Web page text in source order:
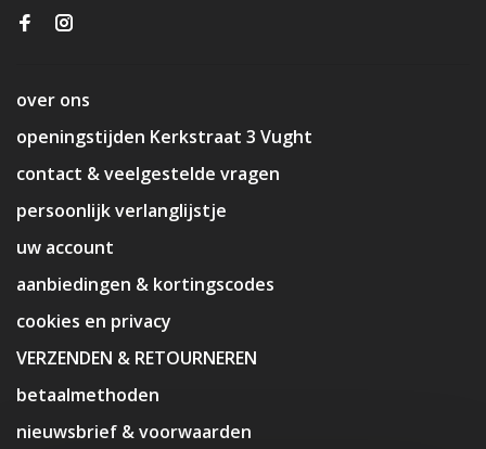
over ons
openingstijden Kerkstraat 3 Vught
contact & veelgestelde vragen
persoonlijk verlanglijstje
uw account
aanbiedingen & kortingscodes
cookies en privacy
VERZENDEN & RETOURNEREN
betaalmethoden
nieuwsbrief & voorwaarden